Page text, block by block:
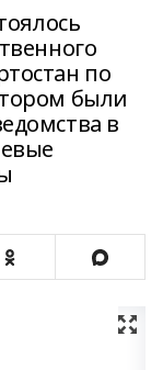
по
были
в